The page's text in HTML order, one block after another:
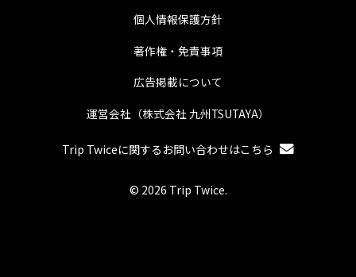
個人情報保護方針
著作権・免責事項
広告掲載について
運営会社（株式会社 九州TSUTAYA）
Trip Twiceに関するお問い合わせはこちら
© 2026 Trip Twice.